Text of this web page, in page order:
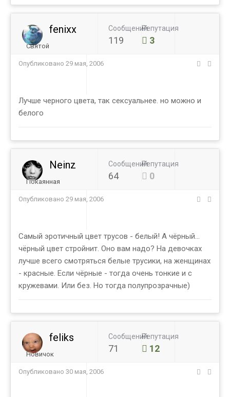
fenixx
Святой
Сообщений
119
Репутация
3
Опубликовано 29 мая, 2006
Лучше черного цвета, так сексуальнее. но можно и
белого
Neinz
Покаянная
Сообщений
64
Репутация
0
Опубликовано 29 мая, 2006
Самый эротичный цвет трусов - белый! А чёрный...
чёрный цвет стройнит. Оно вам надо? На девочках
лучше всего смотряться белые трусики, на женщинах
- красные. Если чёрные - тогда очень тонкие и с
кружевами. Или без. Но тогда полупрозрачные)
feliks
Новичок
Сообщений
71
Репутация
12
Опубликовано 30 мая, 2006